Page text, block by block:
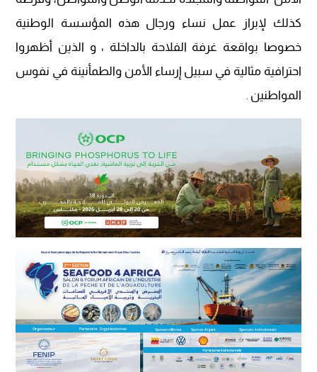
كذلك لإبراز عمل نساء ورجال هذه المؤسسة الوطنية
خصوصا بواقعة غرفة الفلاحة بالداخلة ، و الذين أظهروا
احترافية مثالية في سبيل إرساء الأمن والطمأنينة في نفوس
المواطنين